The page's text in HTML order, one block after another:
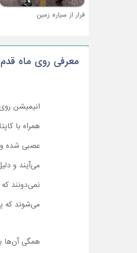
فرار از سیاره زمین
معرفی روی ماه
همراه با
عصبی شده و
می‌آیند و
نمی‌دونند
می‌شوند که
همگی آن‌ها